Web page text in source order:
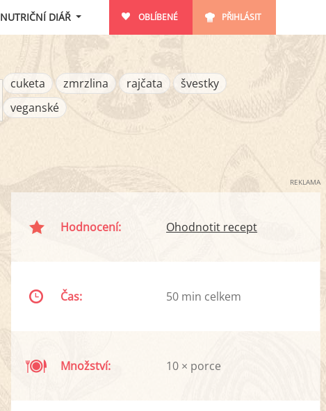
NUTRIČNÍ DIÁŘ OBLÍBENÉ PŘIHLÁSIT
cuketa
zmrzlina rajčata
švestky
veganské
REKLAMA
Hodnocení: Ohodnotit recept
Čas: 50 min celkem
Množství: 10 × porce